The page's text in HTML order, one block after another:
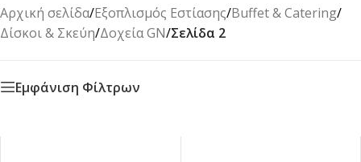
Αρχική σελίδα/Εξοπλισμός Εστίασης/Buffet & Catering/
Δίσκοι & Σκεύη/Δοχεία GN/Σελίδα 2
Εμφάνιση Φίλτρων